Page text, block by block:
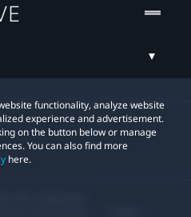
functionality, analyze website
experience and advertisement.
on the button below or manage
You can also find more
here.